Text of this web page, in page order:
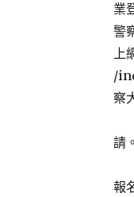
業
警
上
/
察
請。
報